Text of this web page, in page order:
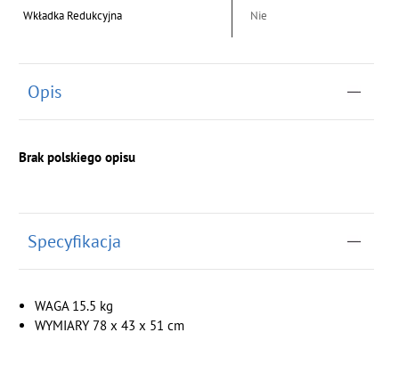
Wkładka Redukcyjna
Nie
Opis
Brak polskiego opisu
Specyfikacja
WAGA 15.5 kg
WYMIARY 78 x 43 x 51 cm